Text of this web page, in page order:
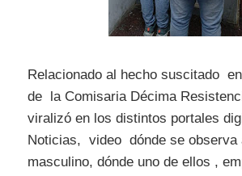
Relacionado al hecho suscitado
de la Comisaria Décima
viralizó en los distintos portales
Noticias, video dónde se observa
masculino, dónde uno de ellos ,